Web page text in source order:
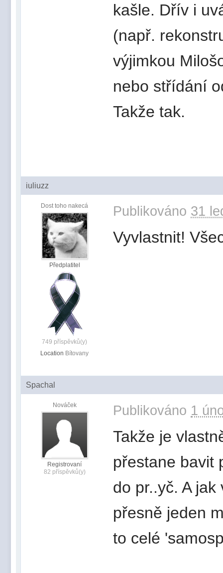
kašle. Dřív i
(např.
výjimkou
nebo střídání
Takže tak.
iuliuzz
Dost toho nakecá
Předplatitel
749 příspěvků(y)
Location Bítovany
Publikováno 31
Vyvlastnit!
Spachal
Nováček
Registrovaní
82 příspěvků(y)
Publikováno 1
Takže je
přestane bavit
do pr..yč. A
přesně jeden
to celé